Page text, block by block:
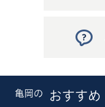
亀岡の おすすめ